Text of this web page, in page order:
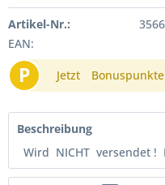
Artikel-Nr.:
EAN:
P Jetzt
Beschreibung
Wird NICHT versendet !